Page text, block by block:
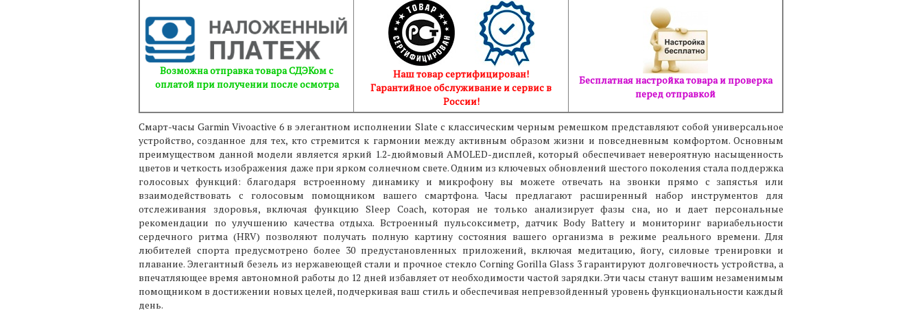
Возможна отправка товара СДЭКом с
оплатой при получении после осмотра
Наш товар сертифицирован!
Гарантийное обслуживание и сервис в
России!
Бесплатная настройка товара и проверка
перед отправкой
Смарт-часы Garmin Vivoactive 6 в элегантном исполнении Slate с классическим черным ремешком представляют собой универсальное
устройство, созданное для тех, кто стремится к гармонии между активным образом жизни и повседневным комфортом. Основным
преимуществом данной модели является яркий 1.2-дюймовый AMOLED-дисплей, который обеспечивает невероятную насыщенность
цветов и четкость изображения даже при ярком солнечном свете. Одним из ключевых обновлений шестого поколения стала поддержка
голосовых функций: благодаря встроенному динамику и микрофону вы можете отвечать на звонки прямо с запястья или
взаимодействовать с голосовым помощником вашего смартфона. Часы предлагают расширенный набор инструментов для
отслеживания здоровья, включая функцию Sleep Coach, которая не только анализирует фазы сна, но и дает персональные
рекомендации по улучшению качества отдыха. Встроенный пульсоксиметр, датчик Body Battery и мониторинг вариабельности
сердечного ритма (HRV) позволяют получать полную картину состояния вашего организма в режиме реального времени. Для
любителей спорта предусмотрено более 30 предустановленных приложений, включая медитацию, йогу, силовые тренировки и
плавание. Элегантный безель из нержавеющей стали и прочное стекло Corning Gorilla Glass 3 гарантируют долговечность устройства, а
впечатляющее время автономной работы до 12 дней избавляет от необходимости частой зарядки. Эти часы станут вашим незаменимым
помощником в достижении новых целей, подчеркивая ваш стиль и обеспечивая непревзойденный уровень функциональности каждый
день.